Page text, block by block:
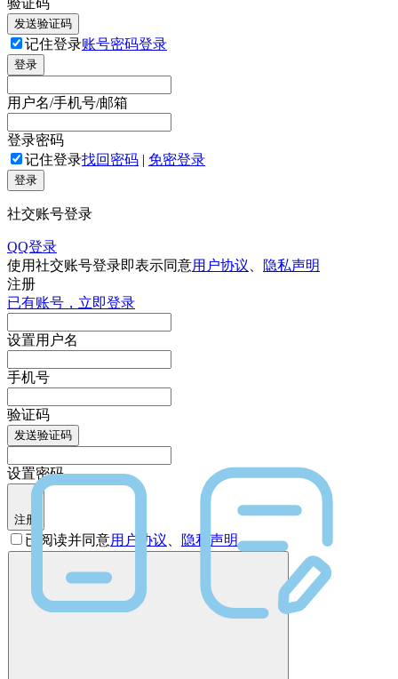
发送验证码
记住登录账号密码登录
登录
用户名/手机号/邮箱
登录密码
记住登录找回密码 | 免密登录
登录
社交账号登录
QQ登录
使用社交账号登录即表示同意用户协议
隐私声明
注册
已有账号，立即登录
设置用户名
手机号
验证码
发送验证码
设置密码
注册
已阅读并同意用户协议 隐私声明